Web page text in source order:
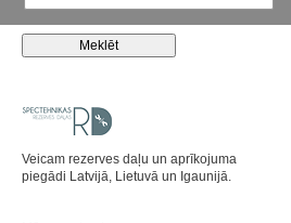
Veicam rezerves daļu un aprīkojuma
piegādi Latvijā, Lietuvā un Igaunijā.